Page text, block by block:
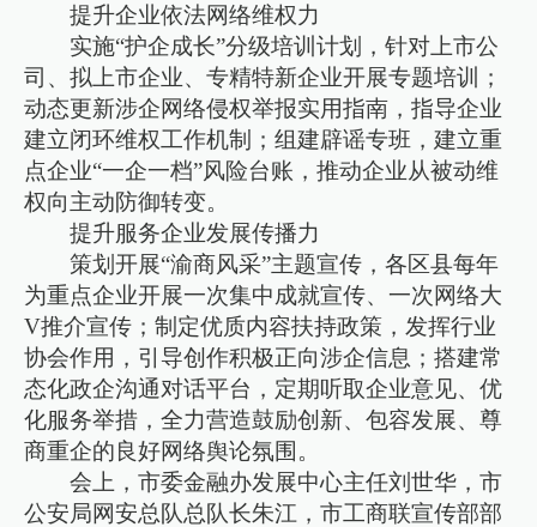
提升企业依法网络维权力
实施“护企成长”分级培训计划，针对上市公
司、拟上市企业、专精特新企业开展专题培训；
动态更新涉企网络侵权举报实用指南，指导企业
建立闭环维权工作机制；组建辟谣专班，建立重
点企业“一企一档”风险台账，推动企业从被动维
权向主动防御转变。
提升服务企业发展传播力
策划开展“渝商风采”主题宣传，各区县每年
为重点企业开展一次集中成就宣传、一次网络大
V推介宣传；制定优质内容扶持政策，发挥行业
协会作用，引导创作积极正向涉企信息；搭建常
态化政企沟通对话平台，定期听取企业意见、优
化服务举措，全力营造鼓励创新、包容发展、尊
商重企的良好网络舆论氛围。
会上，市委金融办发展中心主任刘世华，市
公安局网安总队总队长朱江，市工商联宣传部部